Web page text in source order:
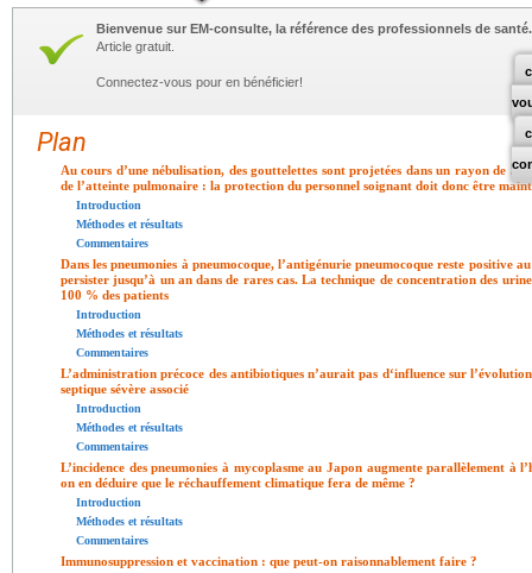
Bienvenue sur EM-consulte, la référence des professionnels de santé.
Article gratuit.
Connectez-vous pour en bénéficier!
Plan
Au cours d’une nébulisation, des gouttelettes sont projetées dans un rayon de
de l’atteinte pulmonaire : la protection du personnel soignant doit donc être
Introduction
Méthodes et résultats
Commentaires
Dans les pneumonies à pneumocoque, l’antigénurie pneumocoque reste positive
persister jusqu’à un an dans de rares cas. La technique de concentration des
100 % des patients
Introduction
Méthodes et résultats
Commentaires
L’administration précoce des antibiotiques n’aurait pas d‘influence sur
septique sévère associé
Introduction
Méthodes et résultats
Commentaires
L’incidence des pneumonies à mycoplasme au Japon augmente parallèlement
on en déduire que le réchauffement climatique fera de même ?
Introduction
Méthodes et résultats
Commentaires
Immunosuppression et vaccination : que peut-on raisonnablement faire ?